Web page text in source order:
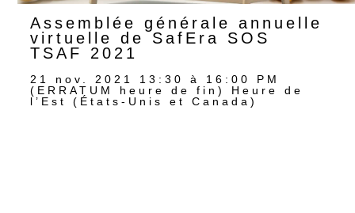
Assemblée générale annuelle
virtuelle de SafEra SOS
TSAF 2021
21 nov. 2021 13:30 à 16:00 PM
(ERRATUM heure de fin) Heure de
l’Est (États-Unis et Canada)